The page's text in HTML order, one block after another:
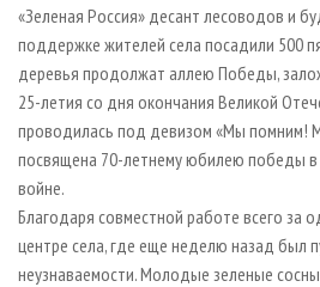
«Зеленая Россия» десант лесоводов и
поддержке жителей села посадили 500
деревья продолжат аллею Победы,
25-летия со дня окончания Великой
проводилась под девизом «Мы помним!
посвящена 70-летнему юбилею победы в
войне.
Благодаря совместной работе всего за
центре села, где еще неделю назад был
неузнаваемости. Молодые зеленые